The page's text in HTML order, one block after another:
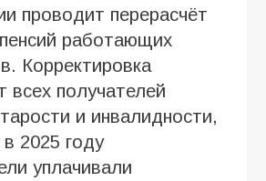
проводит перерасчёт
работающих
Корректировка
всех получателей
и инвалидности,
2025 году
уплачивали